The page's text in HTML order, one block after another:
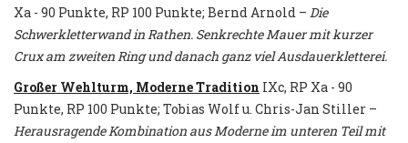
Xa - 90 Punkte, RP 100 Punkte; Bernd Arnold – Die
Schwerkletterwand in Rathen. Senkrechte Mauer mit kurzer
Crux am zweiten Ring und danach ganz viel Ausdauerkletterei.
Großer Wehlturm, Moderne Tradition IXc, RP Xa - 90
Punkte, RP 100 Punkte; Tobias Wolf u. Chris-Jan Stiller –
Herausragende Kombination aus Moderne im unteren Teil mit